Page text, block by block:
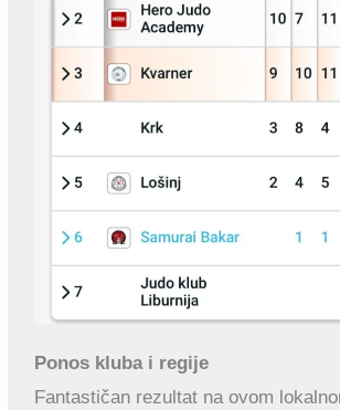
Ponos kluba i regije
Fantastičan rezultat na ovom